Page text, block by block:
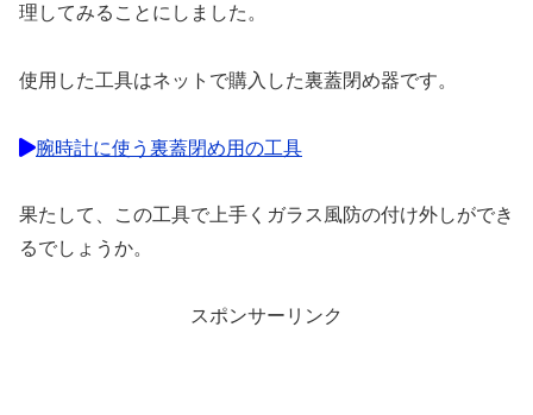
理してみることにしました。
使用した工具はネットで購入した裏蓋閉め器です。
腕時計に使う裏蓋閉め用の工具
果たして、この工具で上手くガラス風防の付け外しができ
るでしょうか。
スポンサーリンク